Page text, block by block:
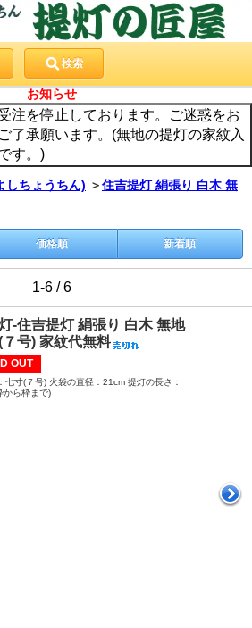
検索
お知らせ
注を停止しております。ご迷惑をお
了承願います。(無地の提灯の家紋入
す。)
しちょうちん) ＞住吉提灯 絹張り 白木 無
価格順 新着順
1-6 / 6
-住吉提灯 絹張り 白木 無地
号) 家紋代無料
OUT
七寸(７号) 火袋の直径：21cm 提灯の長さ：
から枠まで)